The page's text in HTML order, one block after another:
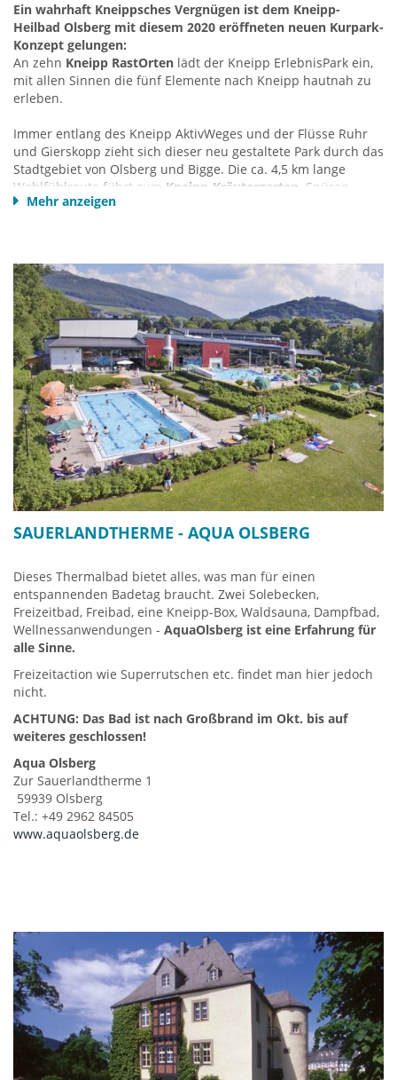
Olsberg-Touristik
Ruhrstraße 32
59939 Olsberg
Tel.: 02962-9737-0
info@olsberg-touristik.de
Ein wahrhaft Kneippsches Vergnügen ist dem Kneipp-
Heilbad Olsberg mit diesem 2020 eröffneten neuen Kurpark-
Konzept gelungen:
An zehn Kneipp RastOrten lädt der Kneipp ErlebnisPark ein,
mit allen Sinnen die fünf Elemente nach Kneipp hautnah zu
erleben.
Immer entlang des Kneipp AktivWeges und der Flüsse Ruhr
und Gierskopp zieht sich dieser neu gestaltete Park durch das
Stadtgebiet von Olsberg und Bigge. Die ca. 4,5 km lange
Wohlfühlroute führt zum Kneipp-Kräutergarten . Spüren,
Riechen und Schmecken sind hier und auf der benachbarten
Entspannungsinseln. Integriert ist auch die Einkaufsstraße
von Olsberg - das sogenannteOlsbergEck
- in der Mitte des
Parcours, wo Geschäfte und Café zum Bummeln und Eis
schlemmen einladen. Weiter gehts zu denrenaturierten
Ruhrauensowie zumLebensgartendes Josefsheim Bigge. An
der natürlichen Wassertretstelle im Gierskoppbach"Sprung
über das Wasser"oder an denArmbecken vor der Tourist-
Informationsteht die Kraft des Wassers im Fokus. Im
Generationenparkund demBewegungsparcourserfreuen
sich Groß und Klein an der Bewegung im Freien.
Ein tolles Gesundheitserlebnis für alle Generation, welches
insbesondere auch bei den Jüngeren wieder Interesse und
Begeisterung für die Kneipp-Tradion hervorrufen wird.
Mehr anzeigen
SAUERLANDTHERME - AQUA OLSBERG
Dieses Thermalbad bietet alles, was man für einen
entspannenden Badetag braucht. Zwei Solebecken,
Freizeitbad, Freibad, eine Kneipp-Box, Waldsauna, Dampfbad,
Wellnessanwendungen - AquaOlsberg ist eine Erfahrung für
alle Sinne.
Freizeitaction wie Superrutschen etc. findet man hier jedoch
nicht.
ACHTUNG: Das Bad ist nach Großbrand im Okt. bis auf
weiteres geschlossen!
Aqua Olsberg
Zur Sauerlandtherme 1
59939 Olsberg
Tel.: +49 2962 84505
www.aquaolsberg.de